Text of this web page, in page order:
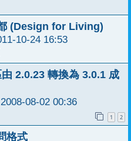
(Design for Living)
10-24 16:53
2.0.23 轉換為 3.0.1 成
2008-08-02 00:36
1 2
格式